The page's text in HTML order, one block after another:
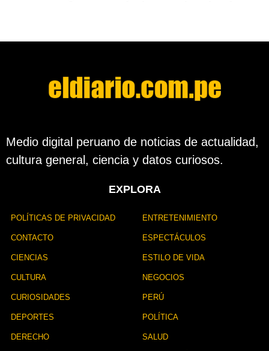
Medio digital peruano de noticias de actualidad,
cultura general, ciencia y datos curiosos.
EXPLORA
POLÍTICAS DE PRIVACIDAD
CONTACTO
CIENCIAS
CULTURA
CURIOSIDADES
DEPORTES
DERECHO
ENTRETENIMIENTO
ESPECTÁCULOS
ESTILO DE VIDA
NEGOCIOS
PERÚ
POLÍTICA
SALUD